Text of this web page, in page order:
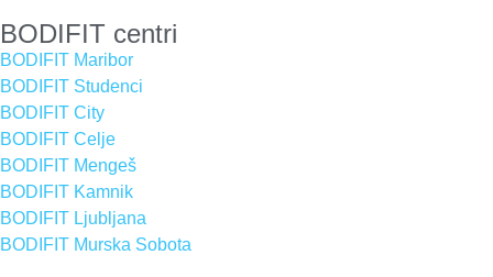
BODIFIT centri
BODIFIT Maribor
BODIFIT Studenci
BODIFIT City
BODIFIT Celje
BODIFIT Mengeš
BODIFIT Kamnik
BODIFIT Ljubljana
BODIFIT Murska Sobota